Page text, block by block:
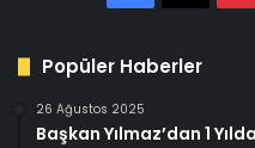
Popüler Haberler
26 Ağustos 2025
Başkan Yılmaz’dan 1